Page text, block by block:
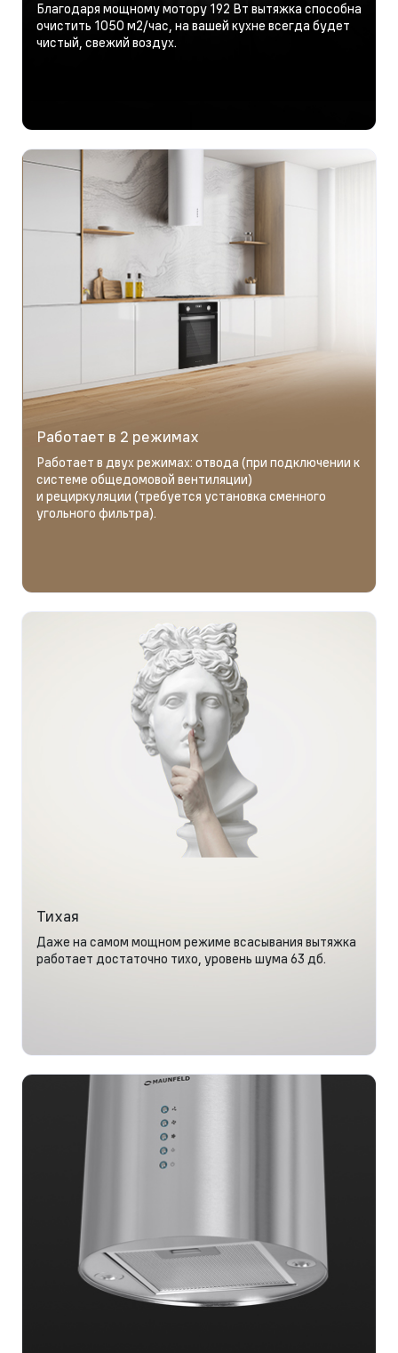
Благодаря мощному мотору 192 Вт вытяжка способна
очистить 1050 м2/час, на вашей кухне всегда будет
чистый, свежий воздух.
Работает в 2 режимах
Работает в двух режимах: отвода (при подключении к
системе общедомовой вентиляции)
и рециркуляции (требуется установка сменного
угольного фильтра).
Тихая
Даже на самом мощном режиме всасывания вытяжка
работает достаточно тихо, уровень шума 63 дб.